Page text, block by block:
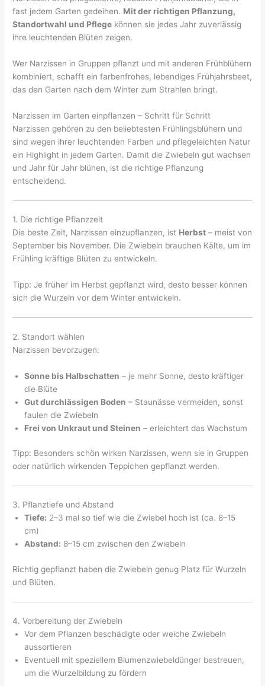
fast jedem Garten gedeihen. Mit der richtigen Pflanzung,
Standortwahl und Pflege können sie jedes Jahr zuverlässig
ihre leuchtenden Blüten zeigen.
Wer Narzissen in Gruppen pflanzt und mit anderen Frühblühern
kombiniert, schafft ein farbenfrohes, lebendiges Frühjahrsbeet,
das den Garten nach dem Winter zum Strahlen bringt.
Narzissen im Garten einpflanzen – Schritt für Schritt
Narzissen gehören zu den beliebtesten Frühlingsblühern und
sind wegen ihrer leuchtenden Farben und pflegeleichten Natur
ein Highlight in jedem Garten. Damit die Zwiebeln gut wachsen
und Jahr für Jahr blühen, ist die richtige Pflanzung
entscheidend.
1. Die richtige Pflanzzeit
Die beste Zeit, Narzissen einzupflanzen, ist Herbst – meist von
September bis November. Die Zwiebeln brauchen Kälte, um im
Frühling kräftige Blüten zu entwickeln.
Tipp: Je früher im Herbst gepflanzt wird, desto besser können
sich die Wurzeln vor dem Winter entwickeln.
2. Standort wählen
Narzissen bevorzugen:
Sonne bis Halbschatten – je mehr Sonne, desto kräftiger
die Blüte
Gut durchlässigen Boden – Staunässe vermeiden, sonst
faulen die Zwiebeln
Frei von Unkraut und Steinen – erleichtert das Wachstum
Tipp: Besonders schön wirken Narzissen, wenn sie in Gruppen
oder natürlich wirkenden Teppichen gepflanzt werden.
3. Pflanztiefe und Abstand
Tiefe: 2–3 mal so tief wie die Zwiebel hoch ist (ca. 8–15
cm)
Abstand: 8–15 cm zwischen den Zwiebeln
Richtig gepflanzt haben die Zwiebeln genug Platz für Wurzeln
und Blüten.
4. Vorbereitung der Zwiebeln
Vor dem Pflanzen beschädigte oder weiche Zwiebeln
aussortieren
Eventuell mit speziellem Blumenzwiebeldünger bestreuen,
um die Wurzelbildung zu fördern